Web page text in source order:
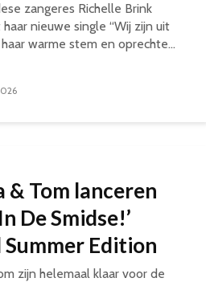
zangeres Richelle Brink
nieuwe single “Wij zijn uit
haar warme stem en oprechte...
& Tom lanceren
De Smidse!’
Summer Edition
zijn helemaal klaar voor de